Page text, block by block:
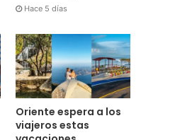
Hace 5 días
Oriente espera a los
viajeros estas